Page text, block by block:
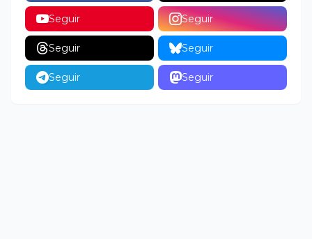
Seguir Seguir
Seguir Seguir
Seguir Seguir